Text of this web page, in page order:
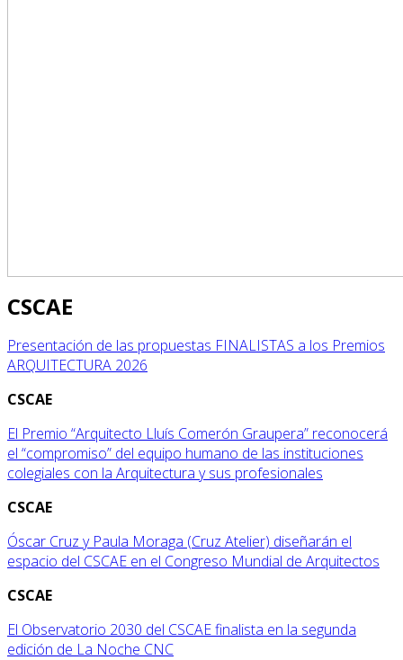
CSCAE
Presentación de las propuestas FINALISTAS a los Premios
ARQUITECTURA 2026
CSCAE
El Premio “Arquitecto Lluís Comerón Graupera” reconocerá
el “compromiso” del equipo humano de las instituciones
colegiales con la Arquitectura y sus profesionales
CSCAE
Óscar Cruz y Paula Moraga (Cruz Atelier) diseñarán el
espacio del CSCAE en el Congreso Mundial de Arquitectos
CSCAE
El Observatorio 2030 del CSCAE finalista en la segunda
edición de La Noche CNC